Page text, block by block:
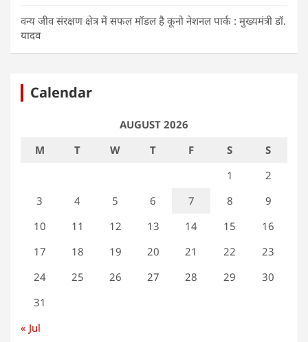
वन्य जीव संरक्षण क्षेत्र में सफल मॉडल है कूनो नेशनल पार्क : मुख्यमंत्री डॉ.
यादव
Calendar
AUGUST 2026
M
T W T F S
S
1
2
3
4 5 6 7 8
9
10
11 12 13 14 15
16
17
18 19 20 21 22
23
24
25 26 27 28 29
30
31
« Jul